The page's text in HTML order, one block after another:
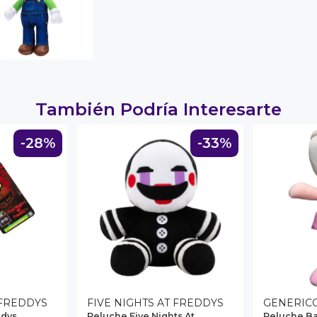
También Podría Interesarte
-28% -33%
FIVE NIGHTS AT FREDDYS